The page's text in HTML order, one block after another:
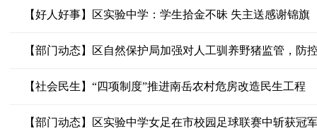
【好人好事】区实验中学：学生拾金不昧 失主送感谢锦旗
【部门动态】区自然保护局加强对人工驯养野猪监管，防
【社会民生】“四项制度”推进南岳农村危房改造民生工程
【部门动态】区实验中学女足在市校园足球联赛中斩获冠